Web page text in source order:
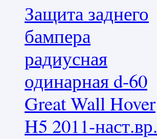
Защита заднего
бампера
радиусная
одинарная d-60
Great Wall Hover
H5 2011-наст.вр.